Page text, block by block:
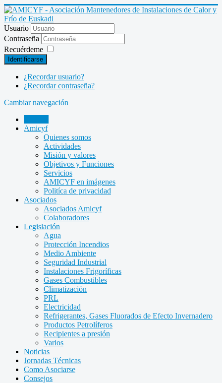
Usuario
Contraseña
Recuérdeme
Identificarse
¿Recordar usuario?
¿Recordar contraseña?
Cambiar navegación
Amicyf
Quienes somos
Actividades
Misión y valores
Objetivos y Funciones
Servicios
AMICYF en imágenes
Politíca de privacidad
Asociados
Asociados Amicyf
Colaboradores
Legislación
Agua
Protección Incendios
Medio Ambiente
Seguridad Industrial
Instalaciones Frigoríficas
Gases Combustibles
Climatización
PRL
Electricidad
Refrigerantes, Gases Fluorados de Efecto Invernadero
Productos Petrolíferos
Recipientes a presión
Varios
Noticias
Jornadas Técnicas
Como Asociarse
Consejos